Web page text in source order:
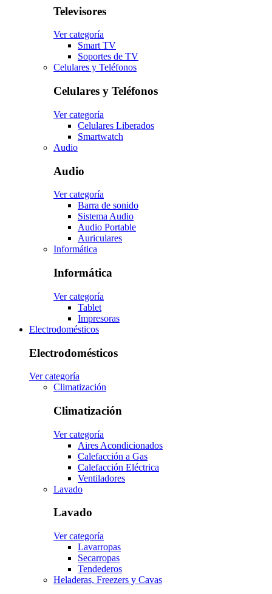
Televisores
Ver categoría
Smart TV
Soportes de TV
Celulares y Teléfonos
Celulares y Teléfonos
Ver categoría
Celulares Liberados
Smartwatch
Audio
Audio
Ver categoría
Barra de sonido
Sistema Audio
Audio Portable
Auriculares
Informática
Informática
Ver categoría
Tablet
Impresoras
Electrodomésticos
Electrodomésticos
Ver categoría
Climatización
Climatización
Ver categoría
Aires Acondicionados
Calefacción a Gas
Calefacción Eléctrica
Ventiladores
Lavado
Lavado
Ver categoría
Lavarropas
Secarropas
Tendederos
Heladeras, Freezers y Cavas